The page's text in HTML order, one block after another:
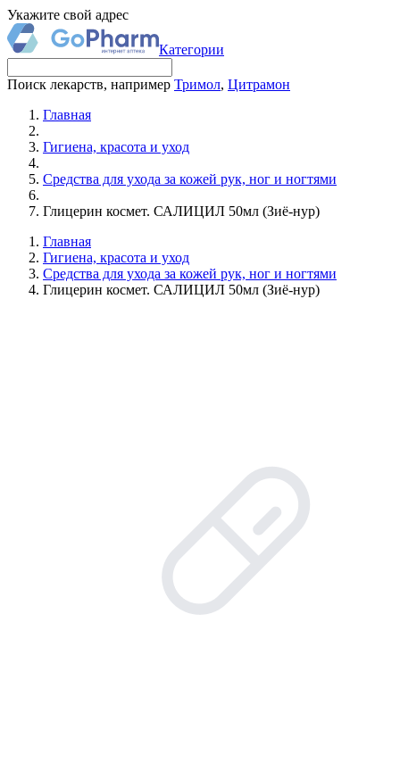
Укажите свой адрес
Категории
Поиск лекарств, например Тримол, Цитрамон
Главная
Гигиена, красота и уход
Средства для ухода за кожей рук, ног и ногтями
Глицерин космет. САЛИЦИЛ 50мл (Зиё-нур)
Главная
Гигиена, красота и уход
Средства для ухода за кожей рук, ног и ногтями
Глицерин космет. САЛИЦИЛ 50мл (Зиё-нур)